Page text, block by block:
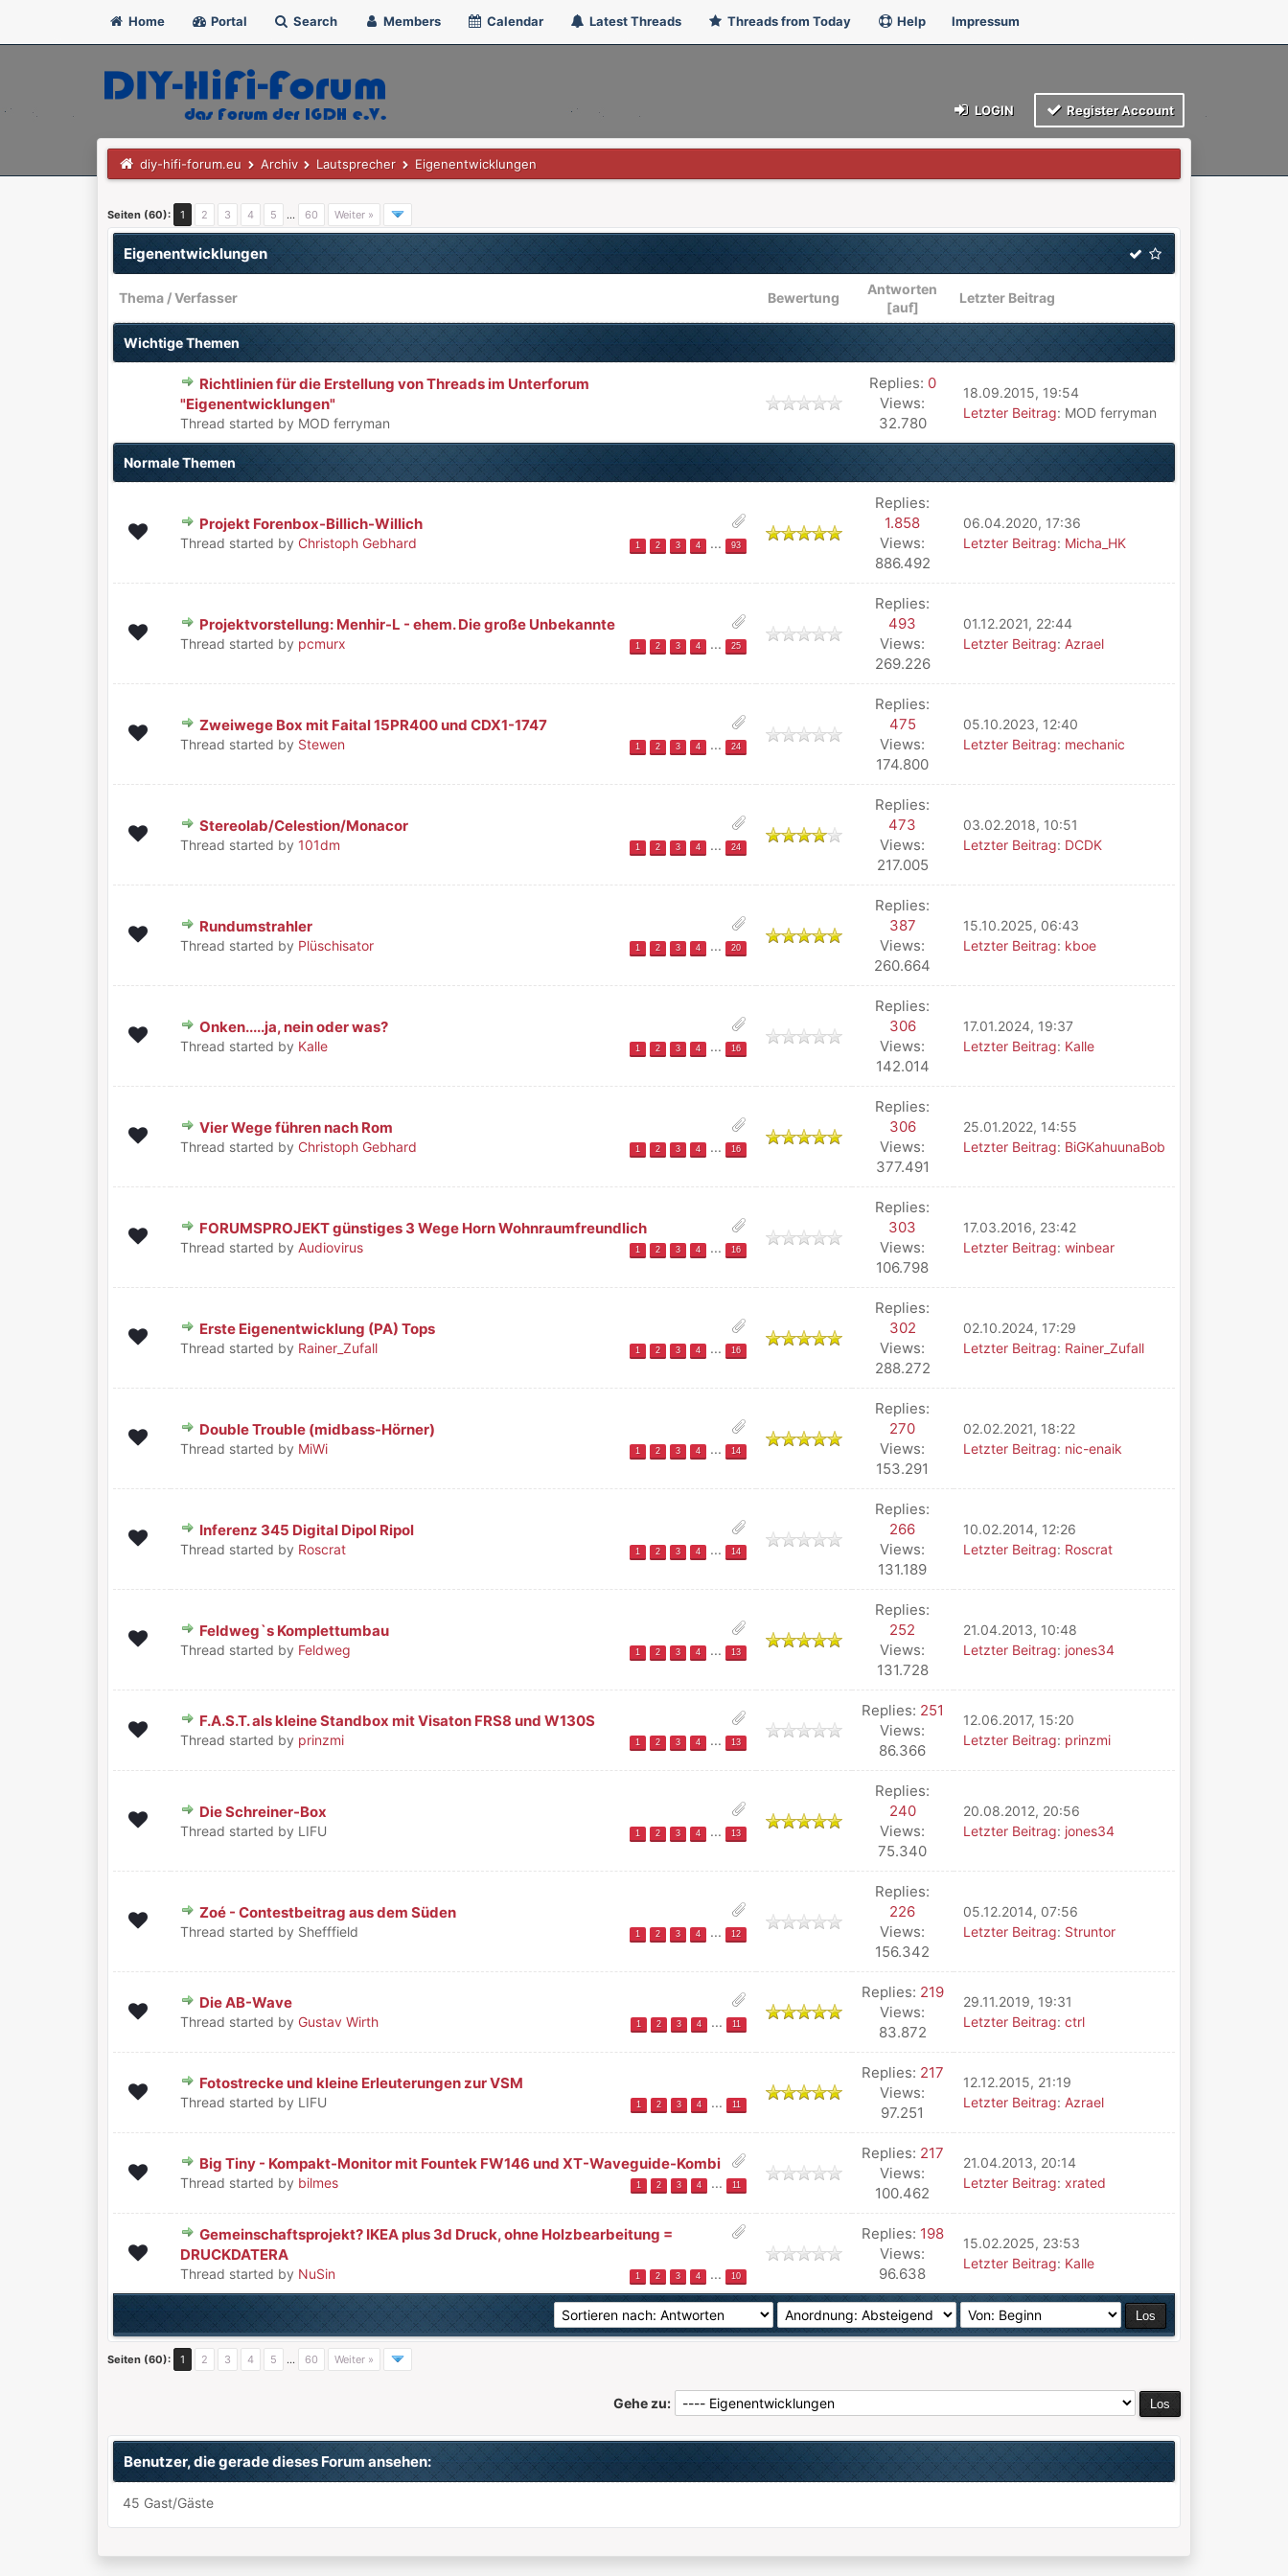
Home Portal Search Members Calendar Latest Threads Threads from Today Help Impressum
LOGIN Register Account
diy-hifi-forum.eu Archiv Lautsprecher Eigenentwicklungen
Seiten (60): 1 2 3 4 5 … 60 Weiter »
Eigenentwicklungen
Thema/Verfasser Bewertung
Antworten
[auf]
Letzter Beitrag
Wichtige Themen
Richtlinien für die Erstellung von Threads im Unterforum
"Eigenentwicklungen"
Thread started by MOD ferryman
0 Bewertung(en) - 0 von 5 durchschnittlich
12345
Replies: 0
Views:
32.780
18.09.2015, 19:54
Letzter Beitrag: MOD ferryman
Normale Themen
Projekt Forenbox-Billich-Willich
Thread started by Christoph Gebhard 1 2 3 4 ... 93
6 Bewertung(en) - 5 von 5 durchschnittlich
12345
Replies:
1.858
Views:
886.492
06.04.2020, 17:36
Letzter Beitrag: Micha_HK
Projektvorstellung: Menhir-L - ehem. Die große Unbekannte
Thread started by pcmurx 1 2 3 4 ... 25
0 Bewertung(en) - 0 von 5 durchschnittlich
12345
Replies:
493
Views:
269.226
01.12.2021, 22:44
Letzter Beitrag: Azrael
Zweiwege Box mit Faital 15PR400 und CDX1-1747
Thread started by Stewen 1 2 3 4 ... 24
0 Bewertung(en) - 0 von 5 durchschnittlich
12 345
Replies:
475
Views:
174.800
05.10.2023, 12:40
Letzter Beitrag: mechanic
Stereolab/Celestion/Monacor
Thread started by 101dm 1 2 3 4 ... 24
1 Bewertung(en) - 4 von 5 durchschnittlich
12345
Replies:
473
Views:
217.005
03.02.2018, 10:51
Letzter Beitrag: DCDK
Rundumstrahler
Thread started by Plüschisator 1 2 3 4 ... 20
1 Bewertung(en) - 5 von 5 durchschnittlich
123
Replies:
387
Views:
260.664
15.10.2025, 06:43
Letzter Beitrag: kboe
Onken.....ja, nein oder was?
Thread started by Kalle 1 2 3 4 ... 16
0 Bewertung(en) - 0 von 5 durchschnittlich
12345
Replies:
306
Views:
142.014
17.01.2024, 19:37
Letzter Beitrag: Kalle
Vier Wege führen nach Rom
Thread started by Christoph Gebhard 1 2 3 4 ... 16
2 Bewertung(en) - 5 von 5 durchschnittlich
12345
Replies:
306
Views:
377.491
25.01.2022, 14:55
Letzter Beitrag: BiGKahuunaBob
FORUMSPROJEKT günstiges 3 Wege Horn Wohnraumfreundlich
Thread started by Audiovirus 1 2 3 4 ... 16
0 Bewertung(en) - 0 von 5 durchschnittlich
12345
Replies:
303
Views:
106.798
17.03.2016, 23:42
Letzter Beitrag: winbear
Erste Eigenentwicklung (PA) Tops
Thread started by Rainer_Zufall 1 2 3 4 ... 16
1 Bewertung(en) - 5 von 5 durchschnittlich
12345
Replies:
302
Views:
288.272
02.10.2024, 17:29
Letzter Beitrag: Rainer_Zufall
Double Trouble (midbass-Hörner)
Thread started by MiWi 1 2 3 4 ... 14
1 Bewertung(en) - 5 von 5 durchschnittlich
12345
Replies:
270
Views:
153.291
02.02.2021, 18:22
Letzter Beitrag: nic-enaik
Inferenz 345 Digital Dipol Ripol
Thread started by Roscrat 1 2 3 4 ... 14
0 Bewertung(en) - 0 von 5 durchschnittlich
12345
Replies:
266
Views:
131.189
10.02.2014, 12:26
Letzter Beitrag: Roscrat
Feldweg`s Komplettumbau
Thread started by Feldweg 1 2 3 4 ... 13
2 Bewertung(en) - 5 von 5 durchschnittlich
12345
Replies:
252
Views:
131.728
21.04.2013, 10:48
Letzter Beitrag: jones34
F.A.S.T. als kleine Standbox mit Visaton FRS8 und W130S
Thread started by prinzmi 1 2 3 4 ... 13
0 Bewertung(en) - 0 von 5 durchschnittlich
12345
Replies: 251
Views:
86.366
12.06.2017, 15:20
Letzter Beitrag: prinzmi
Die Schreiner-Box
Thread started by LIFU 1 2 3 4 ... 13
1 Bewertung(en) - 5 von 5 durchschnittlich
12345
Replies:
240
Views:
75.340
20.08.2012, 20:56
Letzter Beitrag: jones34
Zoé - Contestbeitrag aus dem Süden
Thread started by Shefffield 1 2 3 4 ... 12
0 Bewertung(en) - 0 von 5 durchschnittlich
12345
Replies:
226
Views:
156.342
05.12.2014, 07:56
Letzter Beitrag: Struntor
Die AB-Wave
Thread started by Gustav Wirth 1 2 3 4 ... 11
1 Bewertung(en) - 5 von 5 durchschnittlich
1
Replies: 219
Views:
83.872
29.11.2019, 19:31
Letzter Beitrag: ctrl
Fotostrecke und kleine Erleuterungen zur VSM
Thread started by LIFU 1 2 3 4 ... 11
1 Bewertung(en) - 5 von 5 durchschnittlich
12345
Replies: 217
Views:
97.251
12.12.2015, 21:19
Letzter Beitrag: Azrael
Big Tiny - Kompakt-Monitor mit Fountek FW146 und XT-Waveguide-Kombi
Thread started by bilmes 1 2 3 4 ... 11
0 Bewertung(en) - 0 von 5 durchschnittlich
12345
Replies: 217
Views:
100.462
21.04.2013, 20:14
Letzter Beitrag: xrated
Gemeinschaftsprojekt? IKEA plus 3d Druck, ohne Holzbearbeitung =
DRUCKDATERA
Thread started by NuSin 1 2 3 4 ... 10
0 Bewertung(en) - 0 von 5 durchschnittlich
Replies: 198
Views:
96.638
15.02.2025, 23:53
Letzter Beitrag: Kalle
Seiten (60): 1 2 3 4 5 … 60 Weiter »
Gehe zu:
Benutzer, die gerade dieses Forum ansehen:
45 Gast/Gäste